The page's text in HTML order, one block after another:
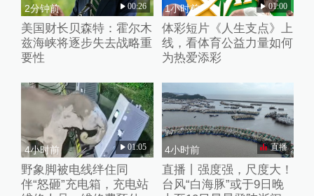
2分钟前 00:26
美国财长贝森特：霍尔木
兹海峡将逐步失去战略重
要性
1小时前 01:00
体彩短片《人生支点》上
线，看体育公益力量如何
为热爱添彩
4小时前 01:05
野象脚被电线绊住同
伴“怒砸”充电箱，充电站
4小时前 直播
直播丨强度强，尺度大！
台风“白海豚”或于9日晚